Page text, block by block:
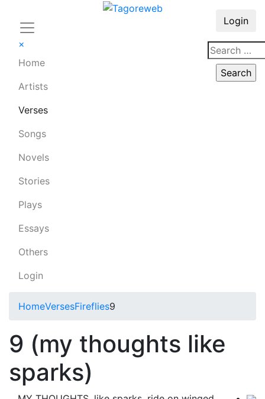
×
Home
Artists
Verses
Songs
Novels
Stories
Plays
Essays
Others
Login
Login
HomeVersesFireflies9
9 (my thoughts like
sparks)